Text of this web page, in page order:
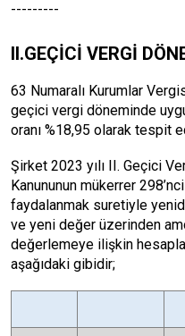
---------
II.GEÇİCİ VERGİ
63 Numaralı Kurumlar
geçici vergi döneminde
oranı %18,95 olarak tespit
Şirket 2023 yılı II. Geçici
Kanununun mükerrer
faydalanmak suretiyle
ve yeni değer üzerinden
değerlemeye ilişkin
aşağıdaki gibidir;